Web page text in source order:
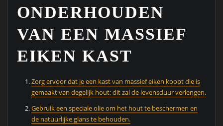
ONDERHOUDEN
VAN EEN MASSIEF
EIKEN KAST
Zorg ervoor dat je een kast van massief eiken koopt die is
gemaakt van degelijk hout; dit zal de levensduur verlengen.
Gebruik een speciale olie om het hout te beschermen en
de natuurlijke glans te behouden.